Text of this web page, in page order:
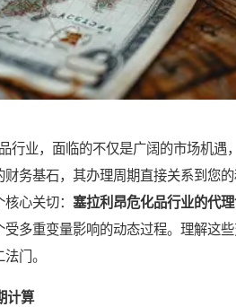
业，面临的不仅是广阔的市场机遇
务基石，其办理周期直接关系到您
心关切： 塞拉利昂危化品行业的代
多重变量影响的动态过程。理解这
门。
计算